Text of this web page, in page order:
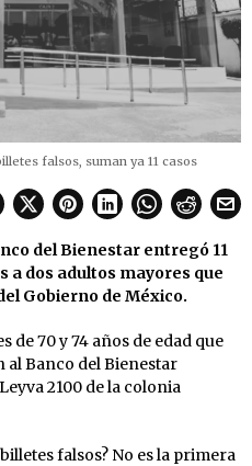
falsos, suman ya 11 casos
del Bienestar entregó 11
a dos adultos mayores que
Gobierno de México.
de 70 y 74 años de edad que
Banco del Bienestar
2100 de la colonia
falsos? No es la primera